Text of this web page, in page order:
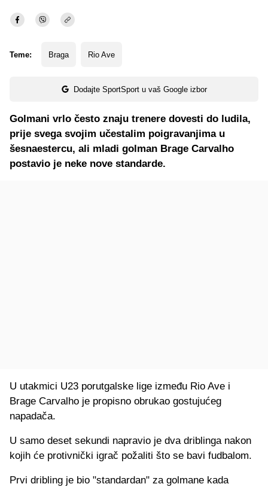
Teme: Braga Rio Ave
Dodajte SportSport u vaš Google izbor
Golmani vrlo često znaju trenere dovesti do ludila,
prije svega svojim učestalim poigravanjima u
šesnaestercu, ali mladi golman Brage Carvalho
postavio je neke nove standarde.
U utakmici U23 porutgalske lige između Rio Ave i
Brage Carvalho je propisno obrukao gostujućeg
napadača.
U samo deset sekundi napravio je dva driblinga nakon
kojih će protivnički igrač požaliti što se bavi fudbalom.
Prvi dribling je bio "standardan" za golmane kada